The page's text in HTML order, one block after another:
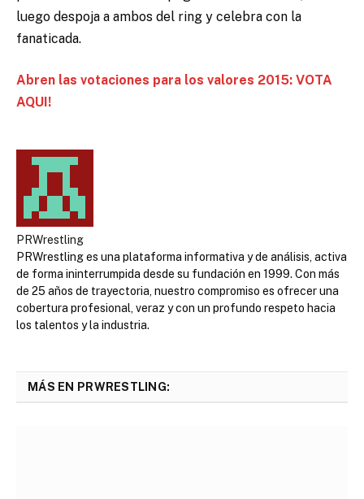
luego despoja a ambos del ring y celebra con la
fanaticada.
Abren las votaciones para los valores 2015: VOTA
AQUI!
PRWrestling
PRWrestling es una plataforma informativa y de análisis, activa
de forma ininterrumpida desde su fundación en 1999. Con más
de 25 años de trayectoria, nuestro compromiso es ofrecer una
cobertura profesional, veraz y con un profundo respeto hacia
los talentos y la industria.
MÁS EN PRWRESTLING: